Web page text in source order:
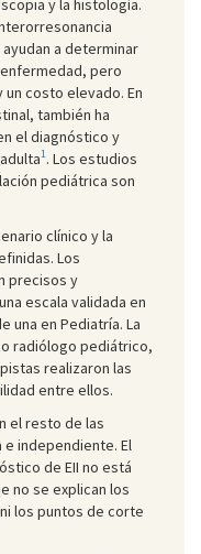
a determinar
pero
costo elevado. En
también ha
el diagnóstico y
1. Los estudios
pediátrica son
clínico y la
Los
precisos y
escala validada en
una en Pediatría. La
radiólogo pediátrico,
realizaron las
entre ellos.
el resto de las
independiente. El
de EII no está
no se explican los
los puntos de corte